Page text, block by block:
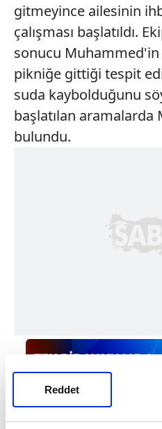
Reddet
gitmeyince ailesinin
çalışması başlatıldı.
sonucu Muhammed'in
pikniğe gittiği tespit
suda kaybolduğunu
başlatılan
bulundu.